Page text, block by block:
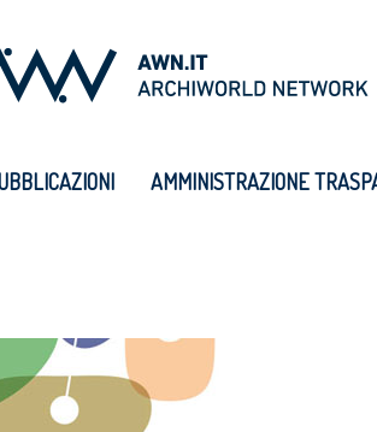
AMMINISTRAZIONE